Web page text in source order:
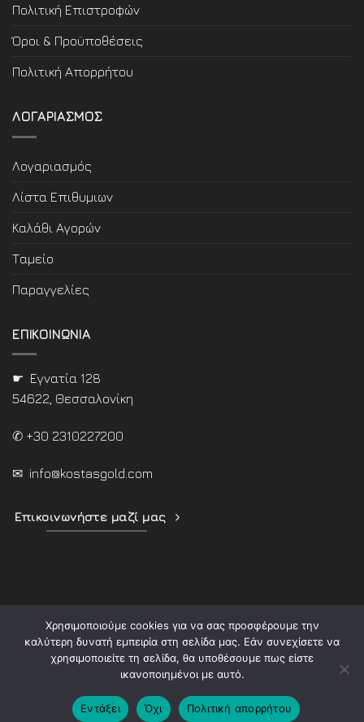
Πολιτική Επιστροφών
Όροι & Προϋποθέσεις
Πολιτική Απορρήτου
ΛΟΓΑΡΙΑΣΜΟΣ
Λογαριασμός
Λίστα Επιθυμιων
Καλάθι Αγορών
Ταμείο
Παραγγελίες
ΕΠΙΚΟΙΝΩΝΙΑ
☛ Εγνατία 128
54622, Θεσσαλονίκη
✆ +30 2310227200
✉ info@kostasgold.com
Επικοινωνήστε μαζί μας
Copyright 2026 ©KostasGold.com
Χρησιμοποιούμε cookies για να σας προσφέρουμε την
καλύτερη δυνατή εμπειρία στη σελίδα μας. Εάν συνεχίσετε να
χρησιμοποιείτε τη σελίδα, θα υποθέσουμε πως είστε
ικανοποιημένοι με αυτό.
Εντάξει Όχι Πολιτική απορρήτου